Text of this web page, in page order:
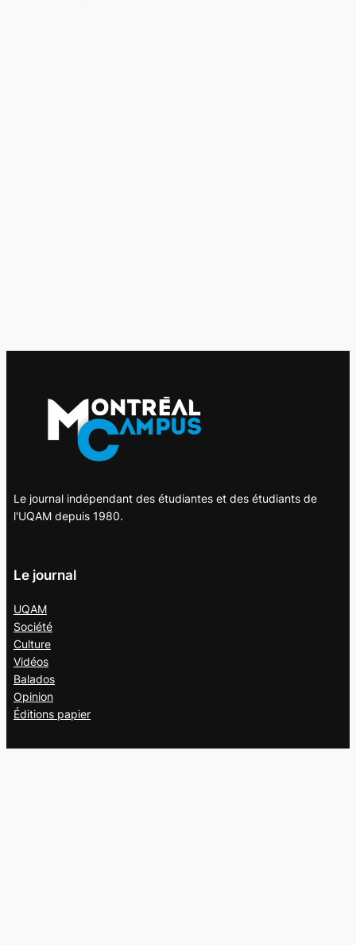
Le journal indépendant des étudiantes et des étudiants de
l'UQAM depuis 1980.
Le journal
UQAM
Société
Culture
Vidéos
Balados
Opinion
Éditions papier